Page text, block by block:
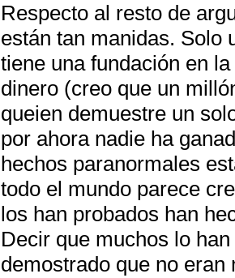
Respecto al resto de
están tan manidas. Solo
tiene una fundación en
dinero (creo que un
queien demuestre un
por ahora nadie ha
hechos paranormales
todo el mundo parece
los han probados han
Decir que muchos lo
demostrado que no eran